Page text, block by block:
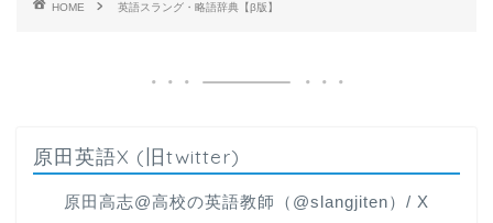
HOME 英語スラング・略語辞典【β版】
原田英語X (旧twitter)
原田高志@高校の英語教師（@slangjiten）/ X